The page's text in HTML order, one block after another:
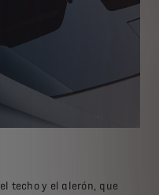
techo y el alerón, que